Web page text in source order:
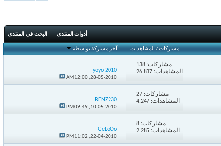
أدوات المنتدى البحث في المنتدى
مشاركات/المشاهدات آخر مشاركة بواسطة
مشاركات:138
المشاهدات: 26.837
yoyo 2010
28-05-2010,
12:00 AM
مشاركات:27
المشاهدات: 4.247
BENZ230
10-05-2010,
09:49 PM
مشاركات:8
المشاهدات: 2.285
GeLoOo
22-04-2010,
11:02 PM